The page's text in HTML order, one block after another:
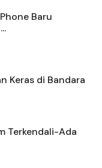
Baru
Keras di Bandara
Terkendali-Ada